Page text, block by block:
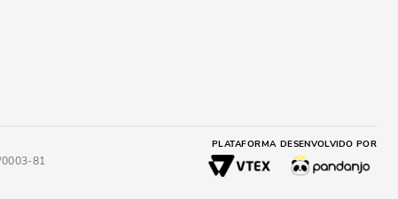
0003-81
PLATAFORMA DESENVOLVIDO POR